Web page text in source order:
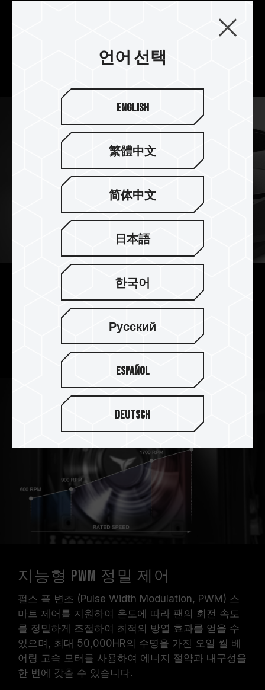
베어링을 사용하고, 완전 밀폐형 설계로 미세 이물
질 및 윤활유의 누출을 방지하고, 고속 모터가 안정
적으로 작동하고 쿨링 팬의 최상의 내구성을 발휘합
고안정성 진동 댐퍼
특수 정밀 댐핑 설계로 진동과 소음을 줄이고, 효율
적이고 조용한 작동을 장시간 유지하여 최상의 안정
성을 보장합니다.
지능형 PWM 정밀 제어
펄스 폭 변조 (Pulse Width Modulation, PWM) 스
마트 제어를 지원하여 온도에 따라 팬의 회전 속도
를 정밀하게 조절하여 최적의 방열 효과를 얻을 수
있으며, 최대 50,000HR의 수명을 가진 오일 씰 베
어링 고속 모터를 사용하여 에너지 절약과 내구성을
한 번에 갖출 수 있습니다.
언어 선택
English
繁體中文
简体中文
日本語
한국어
Русский
Español
Deutsch